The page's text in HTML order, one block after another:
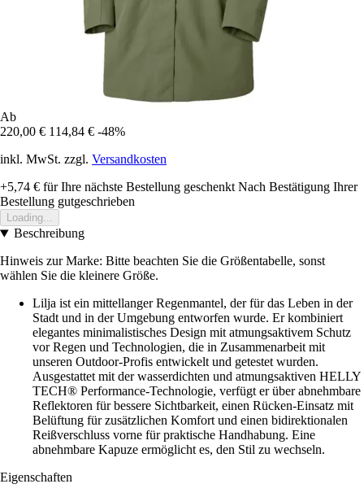
Ab
220,00 € 114,84 € -48%
inkl. MwSt. zzgl. Versandkosten
+5,74 € für Ihre nächste Bestellung geschenkt Nach Bestätigung Ihrer
Bestellung gutgeschrieben
Loading...
Beschreibung
Hinweis zur Marke: Bitte beachten Sie die Größentabelle, sonst
wählen Sie die kleinere Größe.
Lilja ist ein mittellanger Regenmantel, der für das Leben in der
Stadt und in der Umgebung entworfen wurde. Er kombiniert
elegantes minimalistisches Design mit atmungsaktivem Schutz
vor Regen und Technologien, die in Zusammenarbeit mit
unseren Outdoor-Profis entwickelt und getestet wurden.
Ausgestattet mit der wasserdichten und atmungsaktiven HELLY
TECH® Performance-Technologie, verfügt er über abnehmbare
Reflektoren für bessere Sichtbarkeit, einen Rücken-Einsatz mit
Belüftung für zusätzlichen Komfort und einen bidirektionalen
Reißverschluss vorne für praktische Handhabung. Eine
abnehmbare Kapuze ermöglicht es, den Stil zu wechseln.
Eigenschaften